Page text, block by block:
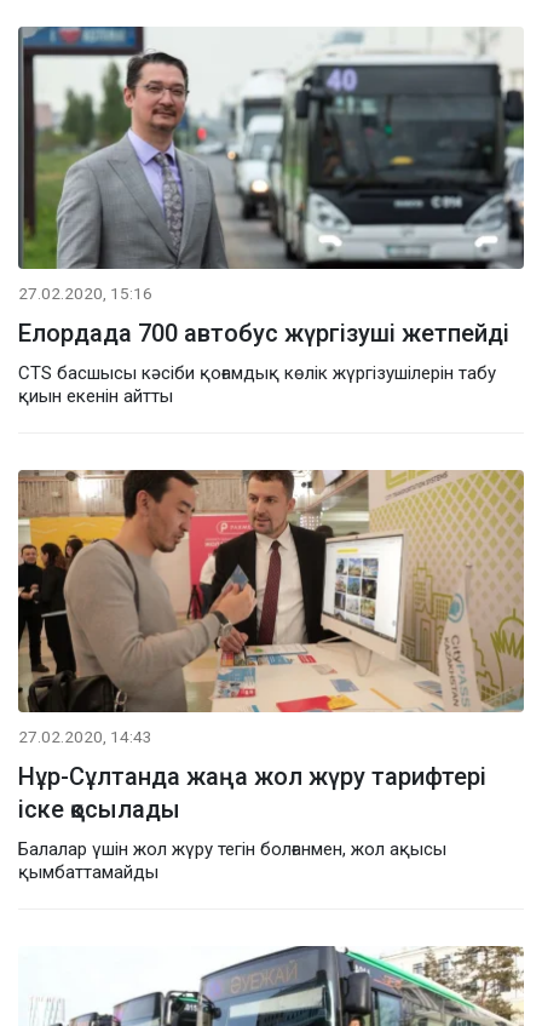
27.02.2020, 15:16
Елордада 700 автобус жүргізуші жетпейді
CTS басшысы кәсіби қоғамдық көлік жүргізушілерін табу
қиын екенін айтты
27.02.2020, 14:43
Нұр-Сұлтанда жаңа жол жүру тарифтері
іске қосылады
Балалар үшін жол жүру тегін болғанмен, жол ақысы
қымбаттамайды